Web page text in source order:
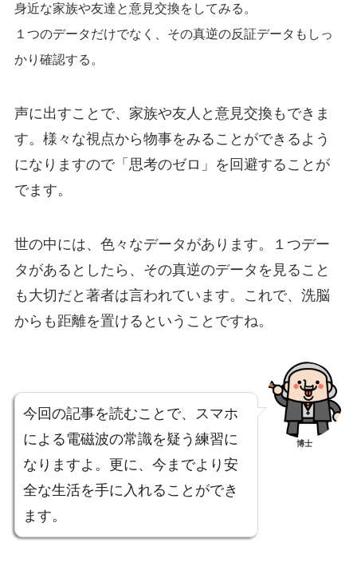
身近な家族や友達と意見交換をしてみる。
１つのデータだけでなく、その真逆の反証データもしっ
かり確認する。
声に出すことで、家族や友人と意見交換もできま
す。様々な視点から物事をみることができるよう
になりますので「思考のゼロ」を回避することが
でます。
世の中には、色々なデータがあります。１つデー
タがあるとしたら、その真逆のデータを見ること
も大切だと著者は言われています。これで、洗脳
からも距離を置けるということですね。
今回の記事を読むことで、スマホ
による電磁波の常識を疑う練習に
なりますよ。更に、今までより安
全な生活を手に入れることができ
ます。
博士